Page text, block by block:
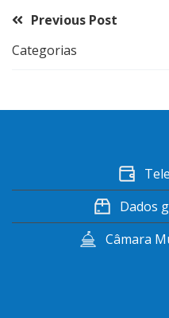
Previous Post
Categorias
Dados
Câmara